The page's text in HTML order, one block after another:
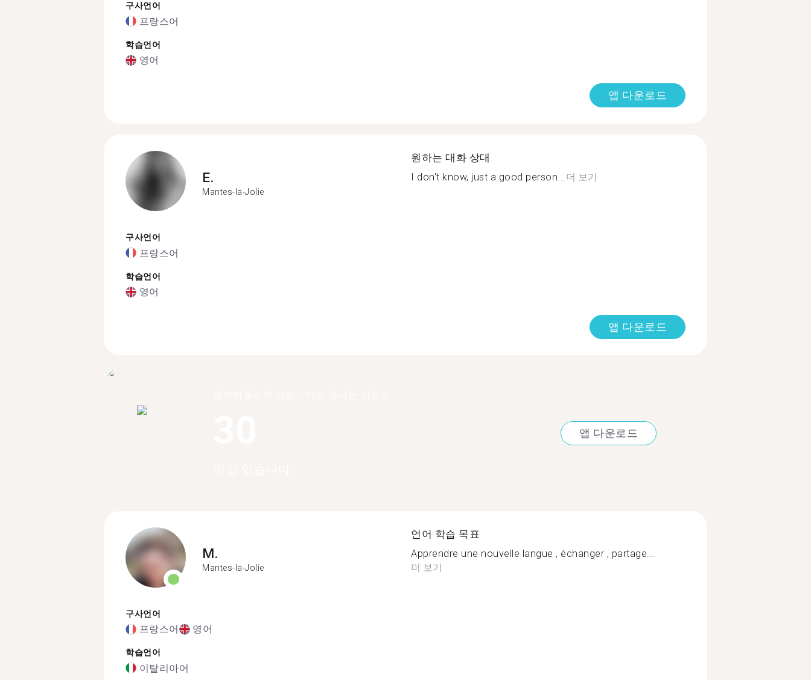
구사언어
프랑스어
학습언어
영어
앱 다운로드
E.
Mantes-la-Jolie
구사언어
프랑스어
학습언어
영어
원하는 대화 상대
I don't know, just a good person...더 보기
앱 다운로드
앱 다운로드
M.
Mantes-la-Jolie
구사언어
프랑스어 영어
학습언어
이탈리아어
언어 학습 목표
Apprendre une nouvelle langue , échanger , partage...
더 보기